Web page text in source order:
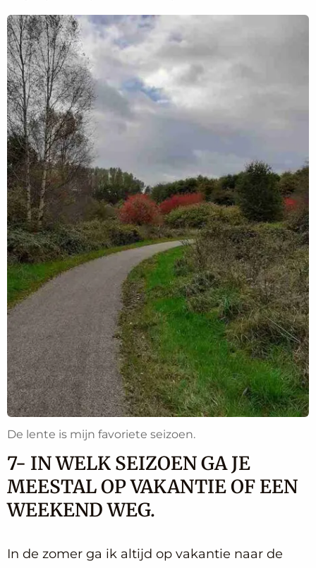
De lente is mijn favoriete seizoen.
7- IN WELK SEIZOEN GA JE
MEESTAL OP VAKANTIE OF EEN
WEEKEND WEG.
In de zomer ga ik altijd op vakantie naar de